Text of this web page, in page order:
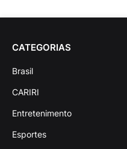
CATEGORIAS
Brasil
CARIRI
Entretenimento
Esportes